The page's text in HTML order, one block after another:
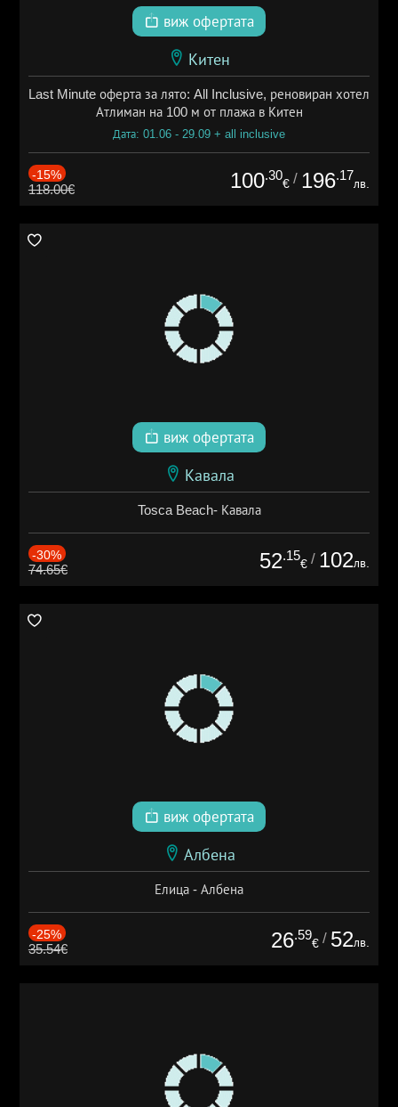
виж офертата
Китен
Last Minute оферта за лято: All Inclusive, реновиран хотел
Атлиман на 100 м от плажа в Китен
Дата: 01.06 - 29.09 + all inclusive
-15%
118.00€ 100.30
€ / 196.17
лв.
виж офертата
Кавала
Tosca Beach- Кавала
-30%
74.65€ 52.15
€ / 102лв.
виж офертата
Албена
Елица - Албена
-25%
35.54€ 26.59
€ / 52лв.